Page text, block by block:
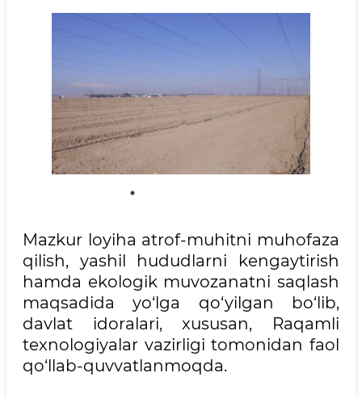
Mazkur loyiha atrof-muhitni muhofaza
qilish, yashil hududlarni kengaytirish
hamda ekologik muvozanatni saqlash
maqsadida yo‘lga qo‘yilgan bo‘lib,
davlat idoralari, xususan, Raqamli
texnologiyalar vazirligi tomonidan faol
qo‘llab-quvvatlanmoqda.